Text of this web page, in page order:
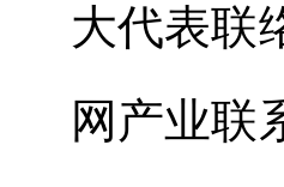
大代表联
网产业联